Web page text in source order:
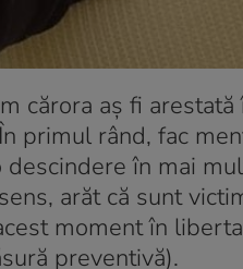
cărora aş fi
primul rând, fac
descindere în mai
arăt că sunt
moment în
preventivă).